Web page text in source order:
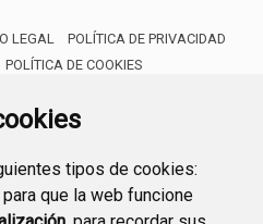
tipos de cookies:
que la web funcione
LEGAL
POLÍTICA DE PRIVACIDAD
POLÍTICA DE COOKIES